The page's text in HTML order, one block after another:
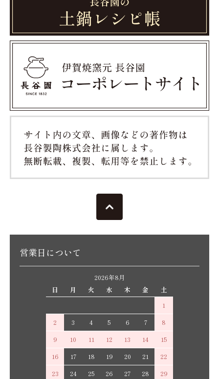
営業日について
2026年8月
日
月 火 水 木 金
土
1
2
3 4 5 6 7
8
9
10 11 12 13 14
15
16
17 18 19 20 21
22
23
24 25 26 27 28
29